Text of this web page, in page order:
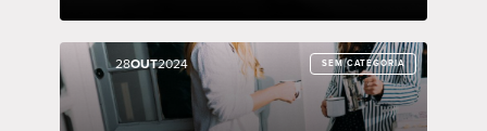
28OUT2024 SEM CATEGORIA
28OUT2024 SEM CATEGORIA